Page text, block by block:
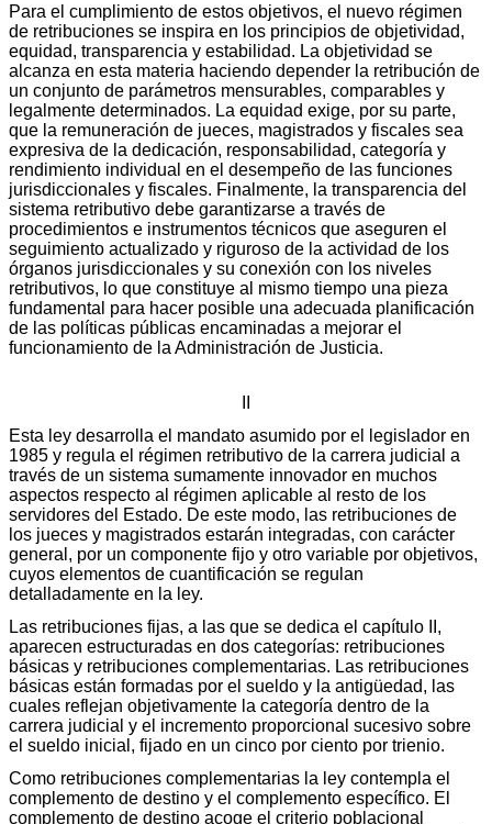
Para el cumplimiento de estos objetivos, el nuevo régimen
de retribuciones se inspira en los principios de objetividad,
equidad, transparencia y estabilidad. La objetividad se
alcanza en esta materia haciendo depender la retribución de
un conjunto de parámetros mensurables, comparables y
legalmente determinados. La equidad exige, por su parte,
que la remuneración de jueces, magistrados y fiscales sea
expresiva de la dedicación, responsabilidad, categoría y
rendimiento individual en el desempeño de las funciones
jurisdiccionales y fiscales. Finalmente, la transparencia del
sistema retributivo debe garantizarse a través de
procedimientos e instrumentos técnicos que aseguren el
seguimiento actualizado y riguroso de la actividad de los
órganos jurisdiccionales y su conexión con los niveles
retributivos, lo que constituye al mismo tiempo una pieza
fundamental para hacer posible una adecuada planificación
de las políticas públicas encaminadas a mejorar el
funcionamiento de la Administración de Justicia.
Esta ley desarrolla el mandato asumido por el legislador en
1985 y regula el régimen retributivo de la carrera judicial a
través de un sistema sumamente innovador en muchos
aspectos respecto al régimen aplicable al resto de los
servidores del Estado. De este modo, las retribuciones de
los jueces y magistrados estarán integradas, con carácter
general, por un componente fijo y otro variable por objetivos,
cuyos elementos de cuantificación se regulan
detalladamente en la ley.
Las retribuciones fijas, a las que se dedica el capítulo II,
aparecen estructuradas en dos categorías: retribuciones
básicas y retribuciones complementarias. Las retribuciones
básicas están formadas por el sueldo y la antigüedad, las
cuales reflejan objetivamente la categoría dentro de la
carrera judicial y el incremento proporcional sucesivo sobre
el sueldo inicial, fijado en un cinco por ciento por trienio.
Como retribuciones complementarias la ley contempla el
complemento de destino y el complemento específico. El
complemento de destino acoge el criterio poblacional